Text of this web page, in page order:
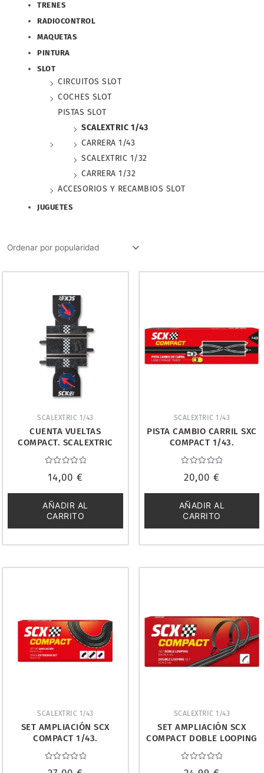
TRENES
RADIOCONTROL
MAQUETAS
PINTURA
SLOT
CIRCUITOS SLOT
COCHES SLOT
PISTAS SLOT
SCALEXTRIC 1/43
CARRERA 1/43
SCALEXTRIC 1/32
CARRERA 1/32
ACCESORIOS Y RECAMBIOS SLOT
JUGUETES
SCALEXTRIC 1/43
CUENTA VUELTAS
COMPACT. SCALEXTRIC
C10275X200
con
de
5
14,00 €
AÑADIR AL
CARRITO
SCALEXTRIC 1/43
PISTA CAMBIO CARRIL SXC
COMPACT 1/43.
SCALEXTRIC C10472X200
con
de
5
20,00 €
AÑADIR AL
CARRITO
SCALEXTRIC 1/43
SET AMPLIACIÓN SCX
COMPACT 1/43.
SCALEXTRIC C10276X100
SCALEXTRIC 1/43
SET AMPLIACIÓN SCX
COMPACT DOBLE LOOPING
1/43. SCALEXTRIC
C10380X100